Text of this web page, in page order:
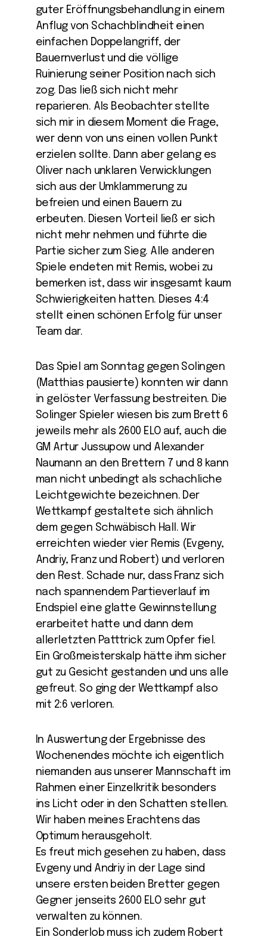
guter Eröffnungsbehandlung in einem
Anflug von Schachblindheit einen
einfachen Doppelangriff, der
Bauernverlust und die völlige
Ruinierung seiner Position nach sich
zog. Das ließ sich nicht mehr
reparieren. Als Beobachter stellte
sich mir in diesem Moment die Frage,
wer denn von uns einen vollen Punkt
erzielen sollte. Dann aber gelang es
Oliver nach unklaren Verwicklungen
sich aus der Umklammerung zu
befreien und einen Bauern zu
erbeuten. Diesen Vorteil ließ er sich
nicht mehr nehmen und führte die
Partie sicher zum Sieg. Alle anderen
Spiele endeten mit Remis, wobei zu
bemerken ist, dass wir insgesamt kaum
Schwierigkeiten hatten. Dieses 4:4
stellt einen schönen Erfolg für unser
Team dar.
Das Spiel am Sonntag gegen Solingen
(Matthias pausierte) konnten wir dann
in gelöster Verfassung bestreiten. Die
Solinger Spieler wiesen bis zum Brett 6
jeweils mehr als 2600 ELO auf, auch die
GM Artur Jussupow und Alexander
Naumann an den Brettern 7 und 8 kann
man nicht unbedingt als schachliche
Leichtgewichte bezeichnen. Der
Wettkampf gestaltete sich ähnlich
dem gegen Schwäbisch Hall. Wir
erreichten wieder vier Remis (Evgeny,
Andriy, Franz und Robert) und verloren
den Rest. Schade nur, dass Franz sich
nach spannendem Partieverlauf im
Endspiel eine glatte Gewinnstellung
erarbeitet hatte und dann dem
allerletzten Patttrick zum Opfer fiel.
Ein Großmeisterskalp hätte ihm sicher
gut zu Gesicht gestanden und uns alle
gefreut. So ging der Wettkampf also
mit 2:6 verloren.
In Auswertung der Ergebnisse des
Wochenendes möchte ich eigentlich
niemanden aus unserer Mannschaft im
Rahmen einer Einzelkritik besonders
ins Licht oder in den Schatten stellen.
Wir haben meines Erachtens das
Optimum herausgeholt.
Es freut mich gesehen zu haben, dass
Evgeny und Andriy in der Lage sind
unsere ersten beiden Bretter gegen
Gegner jenseits 2600 ELO sehr gut
verwalten zu können.
Ein Sonderlob muss ich zudem Robert